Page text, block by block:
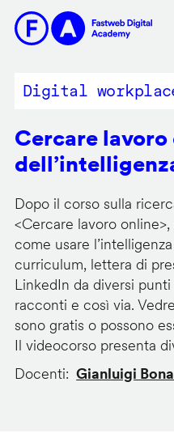
contenuto
Digital
Cercare lavoro
Dopo il corso sulla
<Cercare lavoro online
come usare
curriculum, lettera di
LinkedIn da diversi
racconti e così via.
sono gratis o possono
Il videocorso presenta
Docenti
Gianluigi